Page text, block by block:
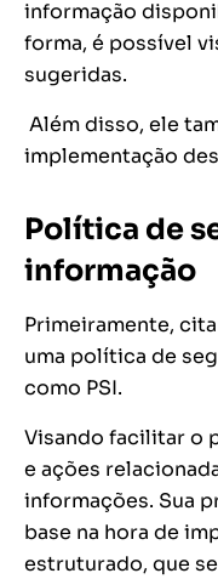
informação
forma, é possível
sugeridas.
Além disso, ele
implementação
Política de
informação
Primeiramente,
uma política de
como PSI.
Visando facilitar o
e ações
informações. Sua
base na hora de
estruturado, que